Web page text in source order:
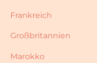
Frankreich
Großbritannien
Marokko